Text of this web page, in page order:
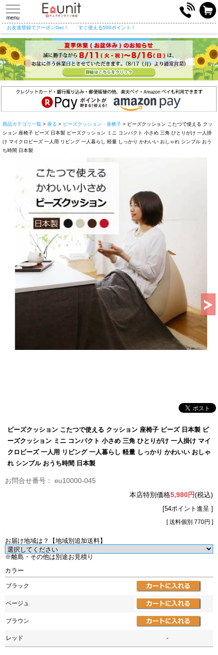
toggle
navigation
menu
お友達登録でクーポンGet！ すぐ使える500ポイント！
商品カテゴリ一覧 > 座る > ビーズクッション・座椅子 > ビーズクッション こたつで使える クッ
ション 座椅子 ビーズ 日本製 ビーズクッション ミニ コンパクト 小さめ 三角 ひとりがけ 一人掛
け マイクロビーズ 一人用 リビング 一人暮らし 軽量 しっかり かわいい おしゃれ シンプル おう
ち時間 日本製
ビーズクッション こたつで使える クッション 座椅子 ビーズ 日本製 ビ
ーズクッション ミニ コンパクト 小さめ 三角 ひとりがけ 一人掛け マイ
クロビーズ 一人用 リビング 一人暮らし 軽量 しっかり かわいい おしゃ
れ シンプル おうち時間 日本製
eu10000-045
本店特別価格5,980円(税込)
[54ポイント進呈 ]
[ 送料個別 770円 ]
お届け地域は？【地域別追加送料】
※離島・その他は別途お見積り
カラー
ブラック
ベージュ
ブラウン
レッド -